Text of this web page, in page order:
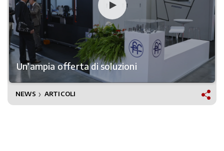
Un’ampia offerta di soluzioni
NEWS ❯ ARTICOLI